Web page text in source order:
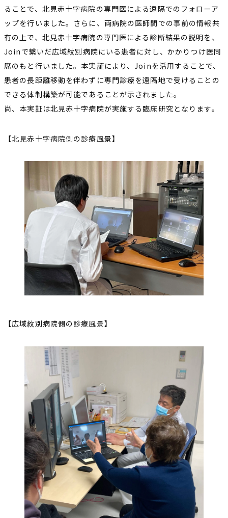
ることで、北見赤十字病院の専門医による遠隔でのフォローア
ップを行いました。さらに、両病院の医師間での事前の情報共
有の上で、北見赤十字病院の専門医による診断結果の説明を、
Joinで繋いだ広域紋別病院にいる患者に対し、かかりつけ医同
席のもと行いました。本実証により、Joinを活用することで、
患者の長距離移動を伴わずに専門診療を遠隔地で受けることの
できる体制構築が可能であることが示されました。
尚、本実証は北見赤十字病院が実施する臨床研究となります。
【北見赤十字病院側の診療風景】
【広域紋別病院側の診療風景】